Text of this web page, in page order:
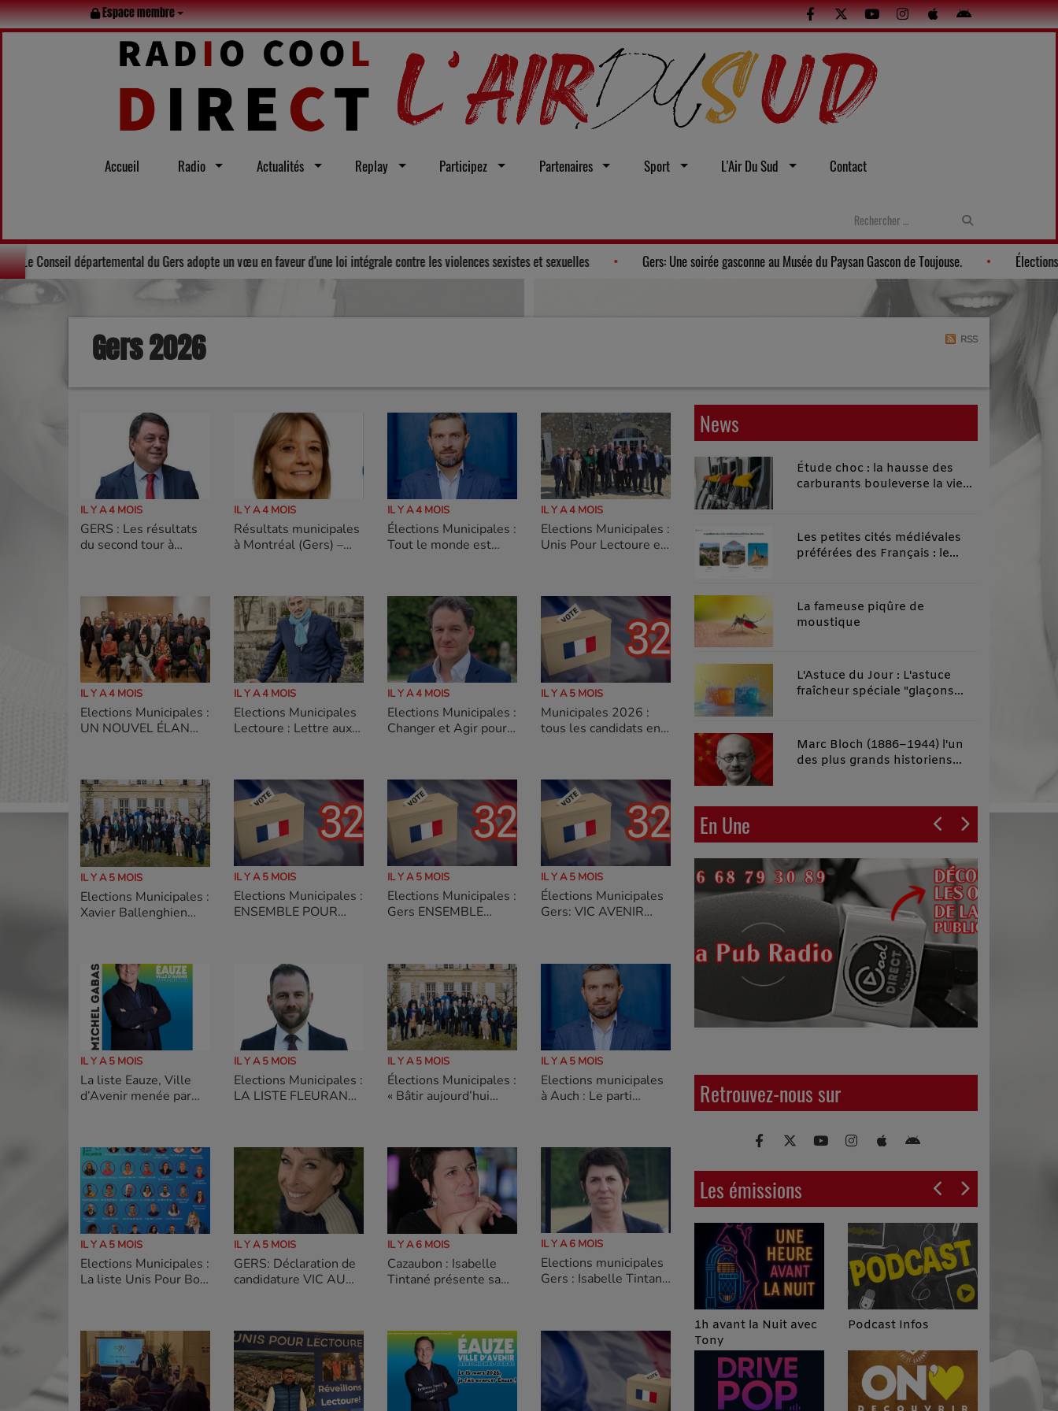
Espace membre
Accueil Radio Actualités Replay Participez Partenaires Sport L'Air Du Sud Contact
tout l’été Solidarité : Le Conseil départemental du Gers adopte un vœu en faveur d'une loi intégrale contre les violences sexistes et sexuelles Gers: Une soirée gasconne au Musée du Paysan Gascon
Gers 2026 RSS
IL Y A 4 MOIS
GERS : Les résultats
du second tour à
IL Y A 4 MOIS
Résultats municipales
à Montréal (Gers) –
IL Y A 4 MOIS
Élections Municipales :
Tout le monde est
IL Y A 4 MOIS
Elections Municipales :
Unis Pour Lectoure et
IL Y A 4 MOIS
Elections Municipales :
UN NOUVEL ÉLAN
IL Y A 4 MOIS
Elections Municipales
Lectoure : Lettre aux
Ballenghien
IL Y A 4 MOIS
Elections Municipales :
Changer et Agir pour
IL Y A 5 MOIS
Municipales 2026 :
tous les candidats en
IL Y A 5 MOIS
Elections Municipales :
Xavier Ballenghien
rassemblement pour
Lectoure
IL Y A 5 MOIS
Elections Municipales :
ENSEMBLE POUR
IL Y A 5 MOIS
Elections Municipales :
Gers ENSEMBLE
IL Y A 5 MOIS
Élections Municipales
Gers: VIC AVENIR
IL Y A 5 MOIS
La liste Eauze, Ville
d’Avenir menée par
municipales du 15
mars 2026 à Eauze
tiendra une réunion
publique
IL Y A 5 MOIS
Elections Municipales :
LA LISTE FLEURANCE
DÉVELOPPEMENT DE
FLEURANCE
IL Y A 5 MOIS
Élections Municipales :
« Bâtir aujourd’hui
priorités
IL Y A 5 MOIS
Elections municipales
à Auch : Le parti
Camille Bonne et son
IL Y A 5 MOIS
Elections Municipales :
La liste Unis Pour Bon
IL Y A 5 MOIS
GERS: Déclaration de
candidature VIC AU
IL Y A 6 MOIS
Cazaubon : Isabelle
Tintané présente sa
IL Y A 6 MOIS
Elections municipales
Gers : Isabelle Tintané
News
Étude choc : la hausse des
carburants bouleverse la vie
Les petites cités médiévales
préférées des Français : le
La fameuse piqûre de
moustique
L'Astuce du Jour : L'astuce
fraîcheur spéciale "glaçons
Marc Bloch (1886–1944) l'un
des plus grands historiens
En Une
Retrouvez-nous sur
Les émissions
Proposée par Jean
Anza
1h avant la Nuit avec
Tony
Podcast Infos